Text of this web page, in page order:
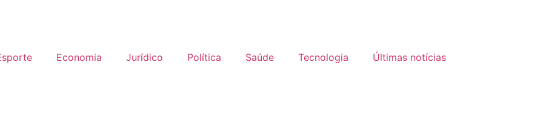
Economia Jurídico Política Saúde Tecnologia Últimas notícias